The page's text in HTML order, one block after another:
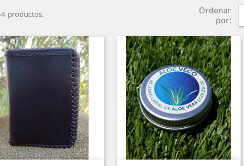
productos.
Ordenar
por: